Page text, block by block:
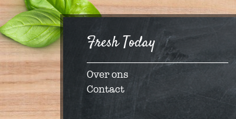
Fresh Today
Over ons
Contact